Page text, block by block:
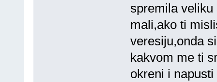
spremila
mali,ako ti
veresiju,onda
kakvom me ti
okreni i